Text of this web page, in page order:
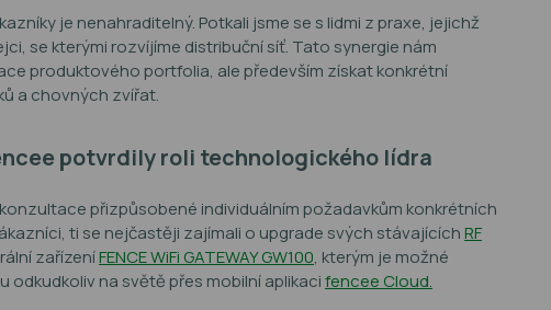
je nenahraditelný. Potkali jsme se s lidmi z praxe, jejichž
se kterými rozvíjíme distribuční síť. Tato synergie nám
produktového portfolia, ale především získat konkrétní
a chovných zvířat.
potvrdily roli technologického lídra
přizpůsobené individuálním požadavkům konkrétních
ti se nejčastěji zajímali o upgrade svých stávajícíchRF
zařízeníFENCE WiFi GATEWAY GW100, kterým je možné
na světě přes mobilní aplikacifencee Cloud.